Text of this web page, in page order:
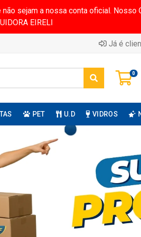
sejam a nossa conta oficial. Nosso
EIRELI
Já é
0
PET U.D VIDROS